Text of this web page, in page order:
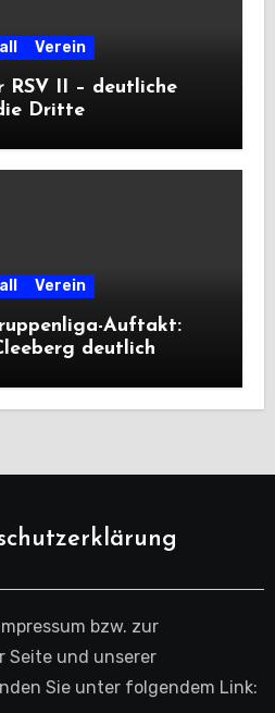
Verein
II – deutliche
Dritte
Verein
Auftakt:
deutlich
bzw. zur
Seite und unserer
Sie unter folgendem Link: